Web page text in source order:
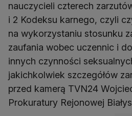
nauczycieli czterech
i 2 Kodeksu karnego, czyli
na wykorzystaniu stosunku
zaufania wobec uczennic i
innych czynności
jakichkolwiek szczegółów
przed kamerą TVN24
Prokuratury Rejonowej